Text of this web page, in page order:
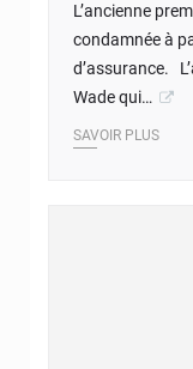
L’ancienne
condamnée à
d’assurance.
Wade qui…
SAVOIR PLUS